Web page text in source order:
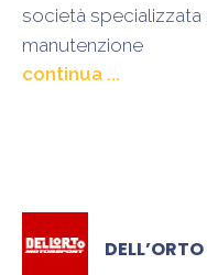
società
manutenzione
ecc. nella cantieristica